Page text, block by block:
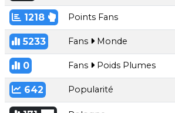
1218 Points Fans
5233 Fans Monde
0 Fans Poids Plumes
642 Popularité